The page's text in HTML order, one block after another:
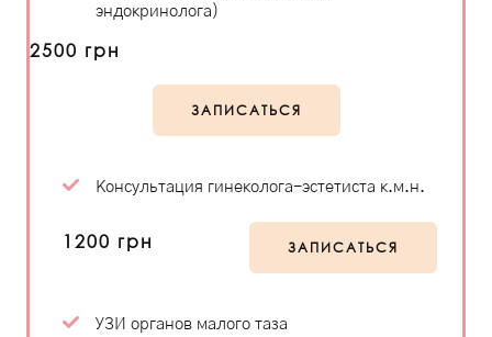
эндокринолога)
2500 грн
ЗАПИСАТЬСЯ
Консультация гинеколога-эстетиста к.м.н.
1200 грн ЗАПИСАТЬСЯ
УЗИ органов малого таза